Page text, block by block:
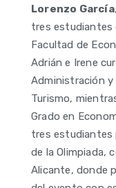
Lorenzo García
tres estudiantes
Facultad de
Adrián e Irene
Administración y
Turismo,
Grado en
tres estudiantes
de la Olimpiada,
Alicante, donde